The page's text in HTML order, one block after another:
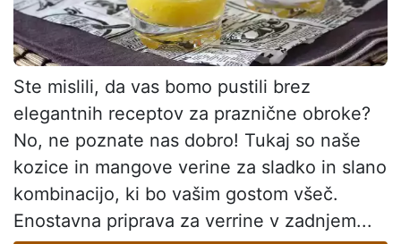
Ste mislili, da vas bomo pustili brez
elegantnih receptov za praznične obroke?
No, ne poznate nas dobro! Tukaj so naše
kozice in mangove verine za sladko in slano
kombinacijo, ki bo vašim gostom všeč.
Enostavna priprava za verrine v zadnjem...